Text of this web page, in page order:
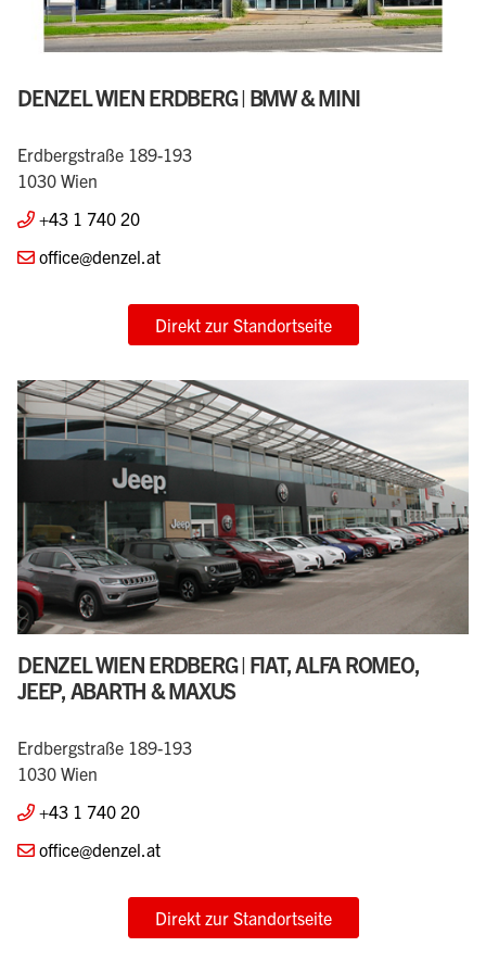
DENZEL WIEN ERDBERG | BMW & MINI
Erdbergstraße 189-193
1030 Wien
+43 1 740 20
office@denzel.at
Direkt zur Standortseite
DENZEL WIEN ERDBERG | FIAT, ALFA ROMEO,
JEEP, ABARTH & MAXUS
Erdbergstraße 189-193
1030 Wien
+43 1 740 20
office@denzel.at
Direkt zur Standortseite